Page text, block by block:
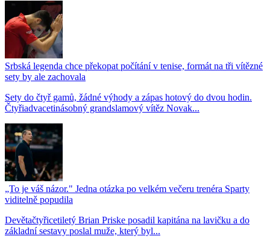
Srbská legenda chce překopat počítání v tenise, formát na tři vítězné
sety by ale zachovala
Sety do čtyř gamů, žádné výhody a zápas hotový do dvou hodin.
Čtyřiadvacetinásobný grandslamový vítěz Novak...
„To je váš názor." Jedna otázka po velkém večeru trenéra Sparty
viditelně popudila
Devětačtyřicetiletý Brian Priske posadil kapitána na lavičku a do
základní sestavy poslal muže, který byl...